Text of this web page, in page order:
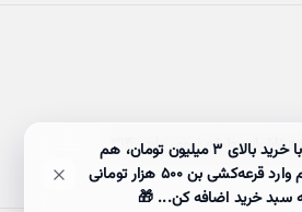
ناشران، طبقه سوم، واحد ۳۱۴
🎉 حراج ۵۰٪ آخر هفته! با خرید بالای 3 میلیون تومان، هم
ارسالت رایگان میشه، هم وارد قرعه‌کشی بن ۵۰۰ هزار تومانی
سبد خرید اضافه کن... 🎁